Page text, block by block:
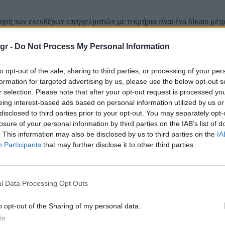
- Do Not Process My Personal Information
opt-out of the sale, sharing to third parties, or processing of your
for targeted advertising by us, please use the below opt-out
selection. Please note that after your opt-out request is processed
interest-based ads based on personal information utilized by us
to third parties prior to your opt-out. You may separately
of your personal information by third parties on the IAB’s list of
This information may also be disclosed by us to third parties on the
Participants that may further disclose it to other third parties.
Data Processing Opt Outs
opt-out of the Sharing of my personal data.
των ελευθέρων επαγγελματιών με τεκμήρια είναι ένα δίκαιο
«Δεν μπορώ να στέκομαι αδιάφορος όταν κάποιοι δηλώνουν
ο...
Τσίπρας στο συνέδριο της «Καθημερινής»
o οποίος τόσο συζητήθηκε για την παρέμβαση που έκανε
Συνεδρίου του ΣΥΡΙΖΑ, σε λίγες μέρες θα παρέμβει σε ένα άλλο
Ο Αλέξης Τσίπρας, θα μιλήσει στο συνέδριο που
στον ΣΥΡΙΖΑ…
ΣΥΡΙΖΑ στην Κουμουνδούρου ήταν αυτή τη φορά η έμπνευση για